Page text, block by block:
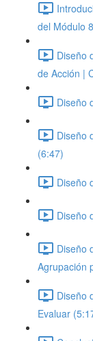
del Módulo
Diseño
de Acción |
Diseño
Diseño
(6:47)
Diseño
Diseño
Diseño
Agrupación
Diseño
Evaluar